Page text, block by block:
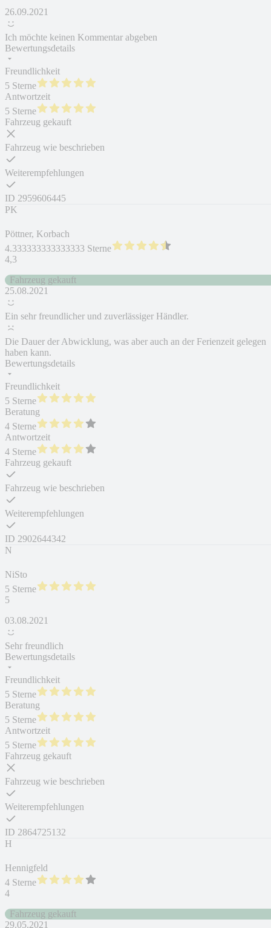
26.09.2021
Ich möchte keinen Kommentar abgeben
Bewertungsdetails
Freundlichkeit
5 Sterne
Antwortzeit
5 Sterne
Fahrzeug gekauft
Fahrzeug wie beschrieben
Weiterempfehlungen
ID 2959606445
PK
Pöttner, Korbach
4.333333333333333 Sterne
4,3
Fahrzeug gekauft
25.08.2021
Ein sehr freundlicher und zuverlässiger Händler.
Die Dauer der Abwicklung, was aber auch an der Ferienzeit gelegen
haben kann.
Bewertungsdetails
Freundlichkeit
5 Sterne
Beratung
4 Sterne
Antwortzeit
4 Sterne
Fahrzeug gekauft
Fahrzeug wie beschrieben
Weiterempfehlungen
ID 2902644342
N
NiSto
5 Sterne
5
03.08.2021
Sehr freundlich
Bewertungsdetails
Freundlichkeit
5 Sterne
Beratung
5 Sterne
Antwortzeit
5 Sterne
Fahrzeug gekauft
Fahrzeug wie beschrieben
Weiterempfehlungen
ID 2864725132
H
Hennigfeld
4 Sterne
4
Fahrzeug gekauft
29.05.2021